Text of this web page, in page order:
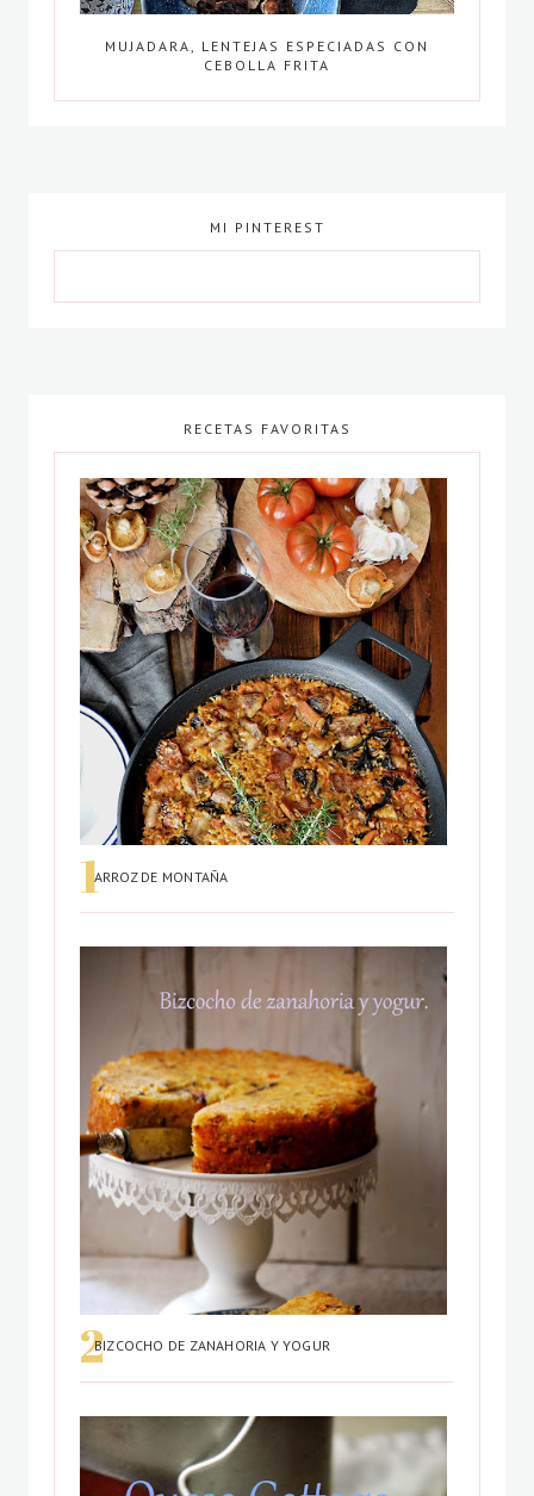
MUJADARA, LENTEJAS ESPECIADAS CON
CEBOLLA FRITA
MI PINTEREST
RECETAS FAVORITAS
ARROZ DE MONTAÑA
BIZCOCHO DE ZANAHORIA Y YOGUR